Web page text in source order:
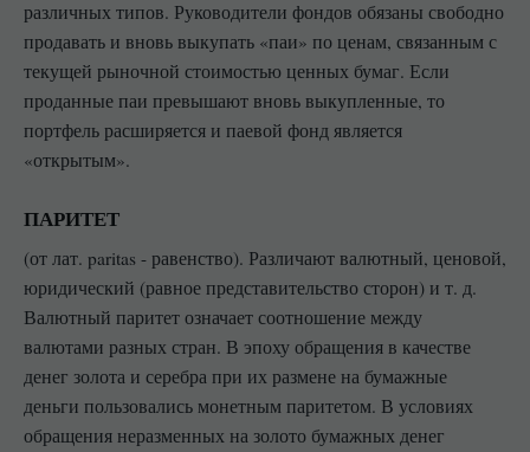
различных типов. Руководители фондов обязаны свободно
продавать и вновь выкупать «паи» по ценам, связанным с
текущей рыночной стоимостью ценных бумаг. Если
проданные паи превышают вновь выкупленные, то
портфель расширяется и паевой фонд является
«открытым».
ПАРИТЕТ
(от лат. paritas - равенство). Различают валютный, ценовой,
юридический (равное представительство сторон) и т. д.
Валютный паритет означает соотношение между
валютами разных стран. В эпоху обращения в качестве
денег золота и серебра при их размене на бумажные
деньги пользовались монетным паритетом. В условиях
обращения неразменных на золото бумажных денег